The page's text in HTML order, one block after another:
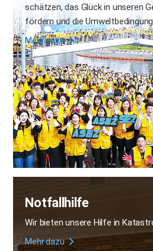
schätzen, das Glück in unseren
fördern und die
Mehr dazu
Notfallhilfe
Wir bieten unsere Hilfe in
Mehr dazu